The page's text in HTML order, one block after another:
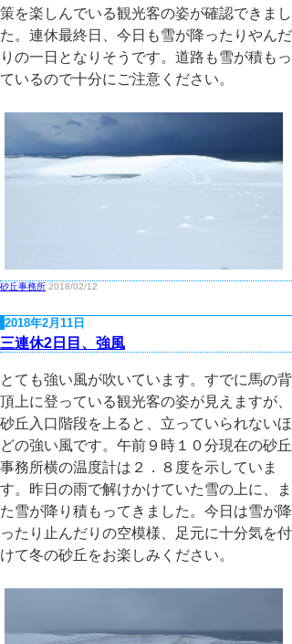
策を楽しんでいる観光客の姿が確認できまし
た。連休最終日、今日も雪が降ったりやんだ
りの一日となりそうです。道路も雪が積もっ
ているので十分にご注意ください。
砂丘事務所 2018/02/12
2018年2月11日
三連休2日目、強風
とても強い風が吹いています。すでに馬の背
頂上に登っている観光客の姿が見えますが、
砂丘入口階段を上ると、立っていられないほ
どの強い風です。午前９時１０分現在の砂丘
事務所横の温度計は２．８度を示していま
す。昨日の雨で解けかけていた雪の上に、ま
た雪が降り積もってきました。今日は雪が降
ったり止んだりの空模様、足元に十分気を付
けて冬の砂丘をお楽しみください。